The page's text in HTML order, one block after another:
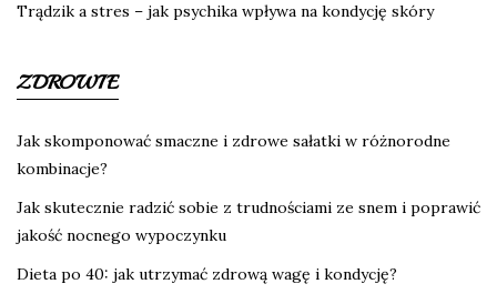
Trądzik a stres – jak psychika wpływa na kondycję skóry
ZDROWIE
Jak skomponować smaczne i zdrowe sałatki w różnorodne
kombinacje?
Jak skutecznie radzić sobie z trudnościami ze snem i poprawić
jakość nocnego wypoczynku
Dieta po 40: jak utrzymać zdrową wagę i kondycję?